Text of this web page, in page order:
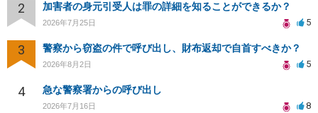
2 加害者の身元引受人は罪の詳細を知ることができるか？
2026年7月25日 5
3 警察から窃盗の件で呼び出し、財布返却で自首すべきか？
2026年8月2日 5
4 急な警察署からの呼び出し
2026年7月16日 8